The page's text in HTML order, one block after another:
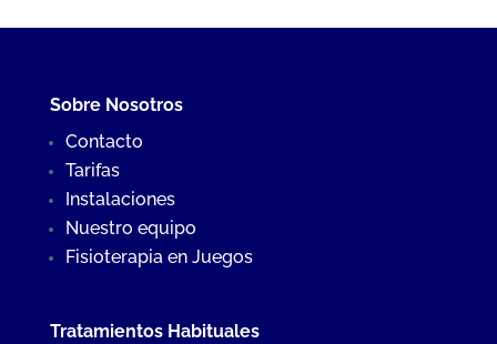
Sobre Nosotros
Contacto
Tarifas
Instalaciones
Nuestro equipo
Fisioterapia en Juegos
Tratamientos Habituales